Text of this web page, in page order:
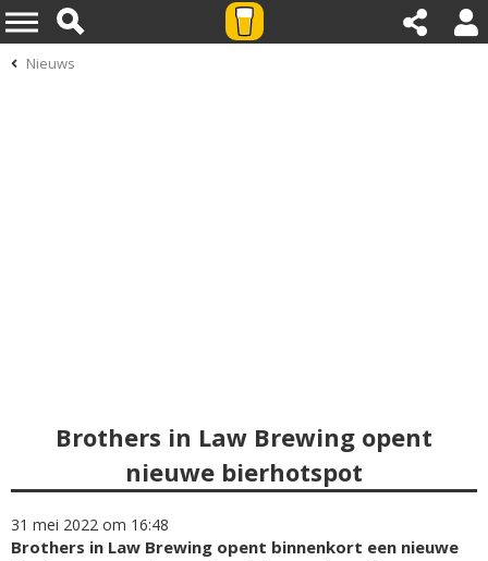
Nieuws
Brothers in Law Brewing opent
nieuwe bierhotspot
31 mei 2022 om 16:48
Brothers in Law Brewing opent binnenkort een nieuwe